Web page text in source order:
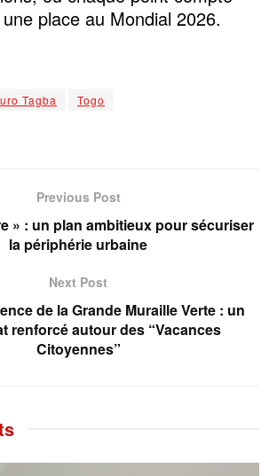
place au Mondial 2026.
Tagba Togo
Previous Post
» : un plan ambitieux pour sécuriser
la périphérie urbaine
Next Post
de la Grande Muraille Verte : un
renforcé autour des “Vacances
Citoyennes”